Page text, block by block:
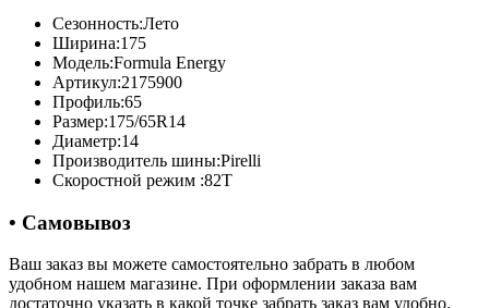
Сезонность:Лето
Ширина:175
Модель:Formula Energy
Артикул:2175900
Профиль:65
Размер:175/65R14
Диаметр:14
Производитель шины:Pirelli
Скоростной режим :82T
• Самовывоз
Ваш заказ вы можете самостоятельно забрать в любом
удобном нашем магазине. При оформлении заказа вам
достаточно указать в какой точке забрать заказ вам удобно.